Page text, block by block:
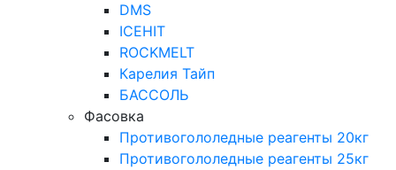
DMS
ICEHIT
ROCKMELT
Карелия Тайп
БАССОЛЬ
Фасовка
Противогололедные реагенты 20кг
Противогололедные реагенты 25кг